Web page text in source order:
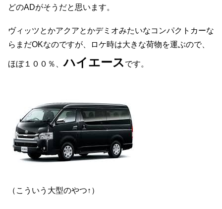
どのADがそうだと思います。
ヴィッツとかアクアとかデミオみたいなコンパクトカーな
らまだOKなのですが、ロケ時は大きな荷物を運ぶので、
ほぼ１００％、ハイエース です。
（こういう大型のやつ↑）